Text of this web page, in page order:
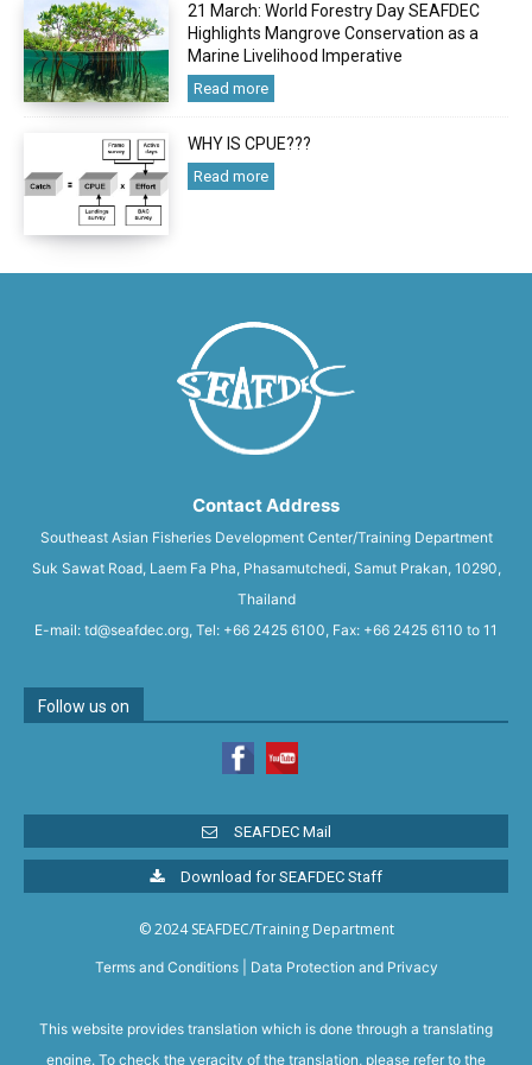
21 March: World Forestry Day SEAFDEC
Highlights Mangrove Conservation as a
Marine Livelihood Imperative
Read more
WHY IS CPUE???
Read more
Contact Address
Southeast Asian Fisheries Development Center/Training Department
Suk Sawat Road, Laem Fa Pha, Phasamutchedi, Samut Prakan, 10290,
Thailand
E-mail: td@seafdec.org, Tel: +66 2425 6100, Fax: +66 2425 6110 to 11
Follow us on
SEAFDEC Mail
Download for SEAFDEC Staff
© 2024 SEAFDEC/Training Department
Terms and Conditions| Data Protection and Privacy
This website provides translation which is done through a translating
engine. To check the veracity of the translation, please refer to the